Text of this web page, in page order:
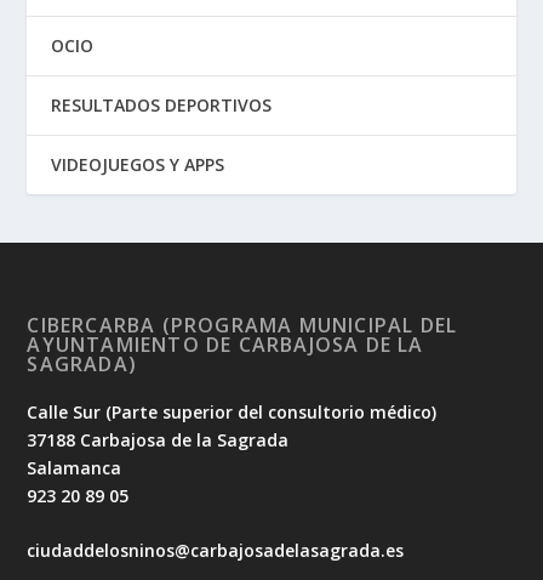
OCIO
RESULTADOS DEPORTIVOS
VIDEOJUEGOS Y APPS
CIBERCARBA (PROGRAMA MUNICIPAL DEL
AYUNTAMIENTO DE CARBAJOSA DE LA
SAGRADA)
Calle Sur (Parte superior del consultorio médico)
37188 Carbajosa de la Sagrada
Salamanca
923 20 89 05
ciudaddelosninos@carbajosadelasagrada.es